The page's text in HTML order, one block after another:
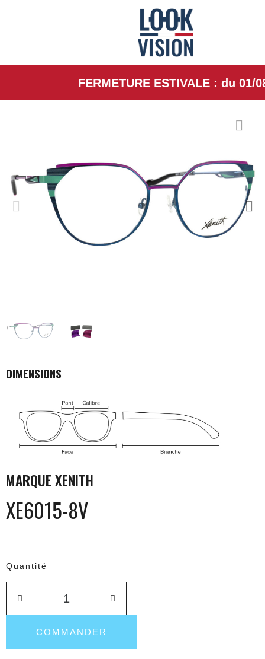
FERMETURE ESTIVALE : du 01/08/
DIMENSIONS
MARQUE XENITH
XE6015-8V
Quantité
COMMANDER